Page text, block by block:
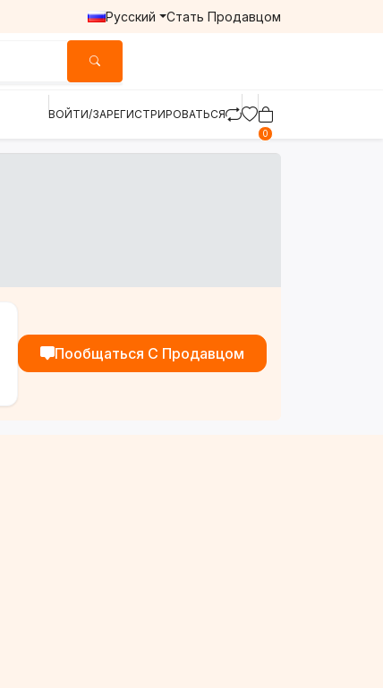
Русский Стать Продавцом
ВОЙТИ/ЗАРЕГИСТРИРОВАТЬСЯ
0
Пообщаться С Продавцом